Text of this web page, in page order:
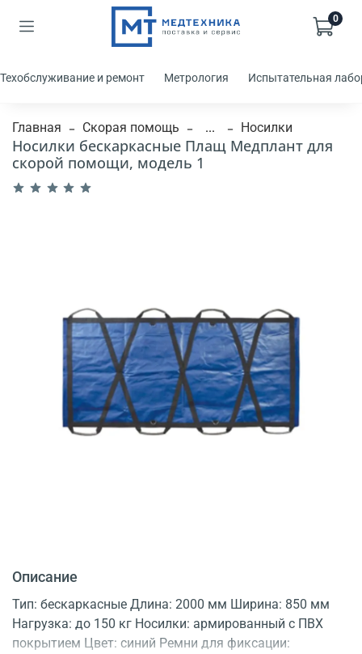
0
Техобслуживание и ремонт Метрология Испытательная
Главная Скорая помощь ... Носилки
Носилки бескаркасные Плащ Медплант для
скорой помощи, модель 1
Описание
Тип: бескаркасные Длина: 2000 мм Ширина: 850 мм
Нагрузка: до 150 кг Носилки: армированный с ПВХ
покрытием Цвет: синий Ремни для фиксации: